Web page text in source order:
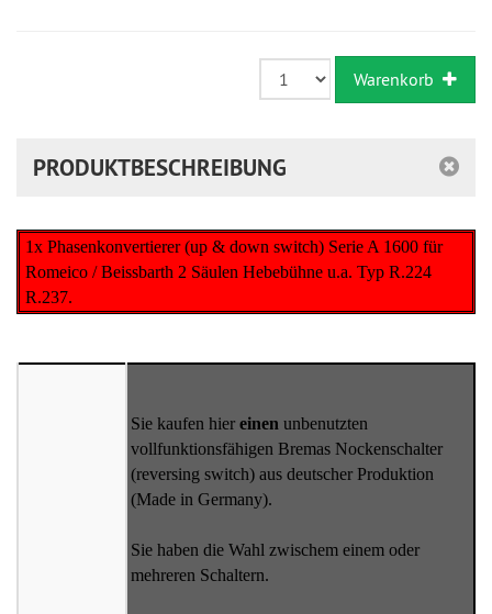
Warenkorb
PRODUKTBESCHREIBUNG
1x Phasenkonvertierer (up & down switch) Serie A 1600 für
Romeico / Beissbarth 2 Säulen Hebebühne u.a. Typ R.224
R.237.
Sie kaufen hier einen unbenutzten
vollfunktionsfähigen Bremas Nockenschalter
(reversing switch) aus deutscher Produktion
(Made in Germany).
Sie haben die Wahl zwischem einem oder
mehreren Schaltern.